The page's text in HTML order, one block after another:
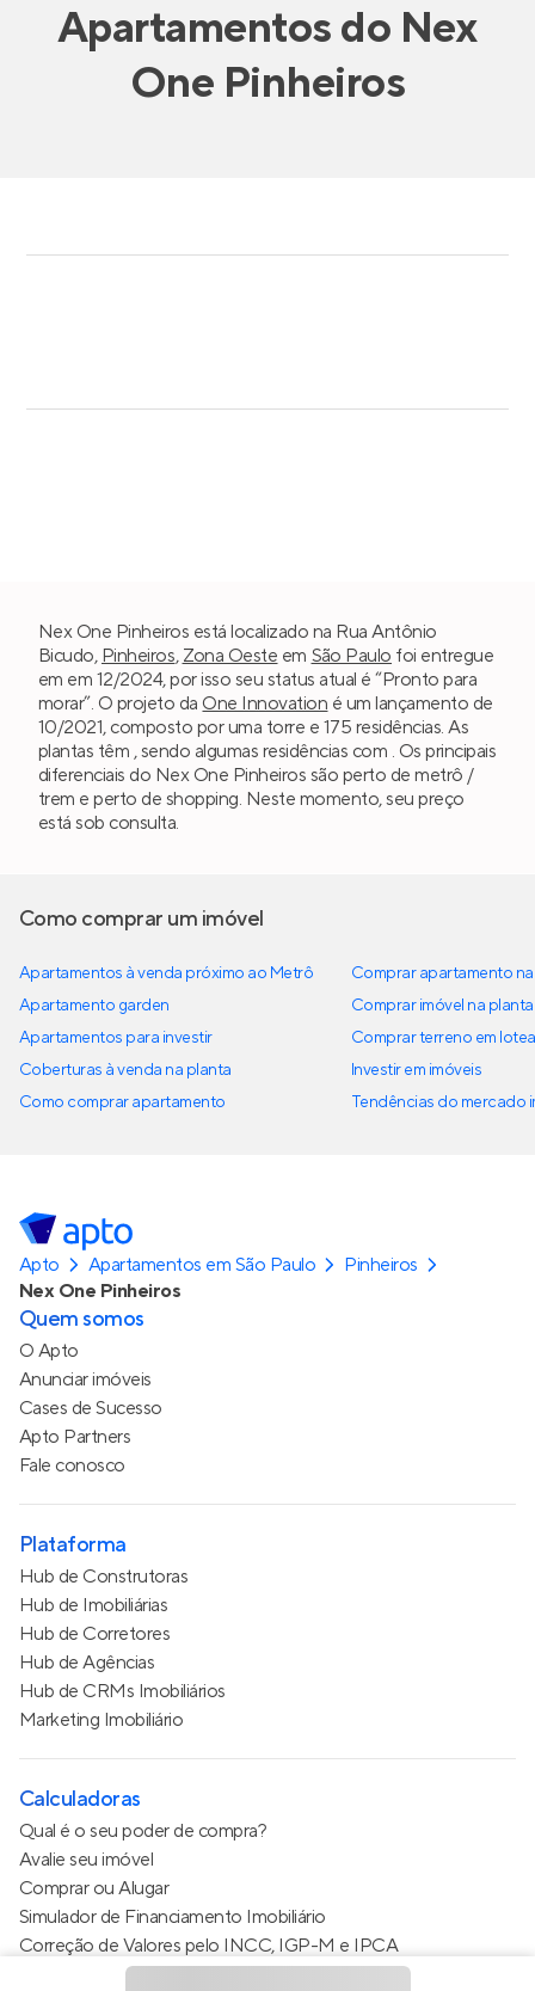
Apartamentosdo Nex
One Pinheiros
Nex One Pinheiros está localizado na Rua Antônio
Bicudo, Pinheiros, Zona Oeste em São Paulo foi entregue
em em 12/2024, por isso seu status atual é “Pronto para
morar”. O projeto da One Innovation é um lançamento de
10/2021, composto por uma torre e 175 residências. As
plantas têm , sendo algumas residências com . Os principais
diferenciais do Nex One Pinheiros são perto de metrô /
trem e perto de shopping. Neste momento, seu preço
está sob consulta.
Como comprar um imóvel
Apartamentos à venda próximo ao Metrô
Apartamento garden
Apartamentos para investir
Coberturas à venda na planta
Como comprar apartamento
Comprar apartamento
Comprar imóvel na planta
Comprar terreno em
Investir em imóveis
Tendências do mercado
Apto Apartamentos em São Paulo
Pinheiros
Nex One Pinheiros
Quem somos
O Apto
Anunciar imóveis
Cases de Sucesso
Apto Partners
Fale conosco
Plataforma
Hub de Construtoras
Hub de Imobiliárias
Hub de Corretores
Hub de Agências
Hub de CRMs Imobiliários
Marketing Imobiliário
Calculadoras
Qual é o seu poder de compra?
Avalie seu imóvel
Comprar ou Alugar
Simulador de Financiamento Imobiliário
Correção de Valores pelo INCC, IGP-M e IPCA
Estimativa de valor do condomínio